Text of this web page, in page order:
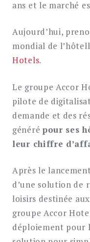
ans et le marché
Aujourd’hui,
mondial de
Hotels.
Le groupe Accor
pilote de
demande et des
généré pour ses
leur chiffre
Après le
d’une solution de
loisirs destinée
groupe Accor
déploiement pour